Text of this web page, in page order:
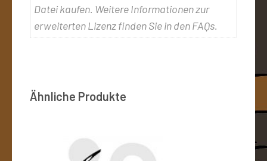
Datei kaufen. Weitere Informationen zur
erweiterten Lizenz finden Sie in den FAQs.
Ähnliche Produkte